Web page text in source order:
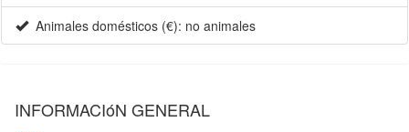
Animales domésticos (€): no animales
INFORMACIóN GENERAL